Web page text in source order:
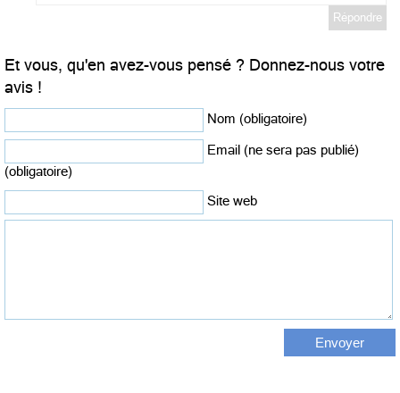
Répondre
Et vous, qu'en avez-vous pensé ? Donnez-nous votre
avis !
Nom (obligatoire)
Email (ne sera pas publié)
(obligatoire)
Site web